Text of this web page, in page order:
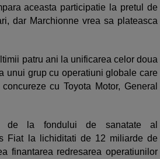
aceasta participatie la pretul de
dar Marchionne vrea sa plateasca
patru ani la unificarea celor doua
unui grup cu operatiuni globale care
cu Toyota Motor, General
de la fondului de sanatate al
Fiat la lichiditati de 12 miliarde de
finantarea redresarea operatiunilor